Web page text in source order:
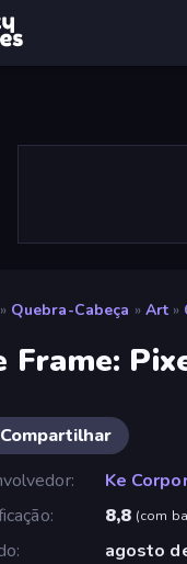
» Quebra-Cabeça » Art »
Frame:
Compartilhar
Ke
8,8 (com
agosto